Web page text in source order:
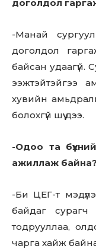
доголдол
-Манай
доголдол
байсан удаагүй.
ээжтэйтэйгээ
хувийн
болохгүй шүү дээ.
-Одоо та
ажиллаж байна?
-Би ЦЕГ-т
байдаг сурагч
тодрууллаа,
чарга хайж